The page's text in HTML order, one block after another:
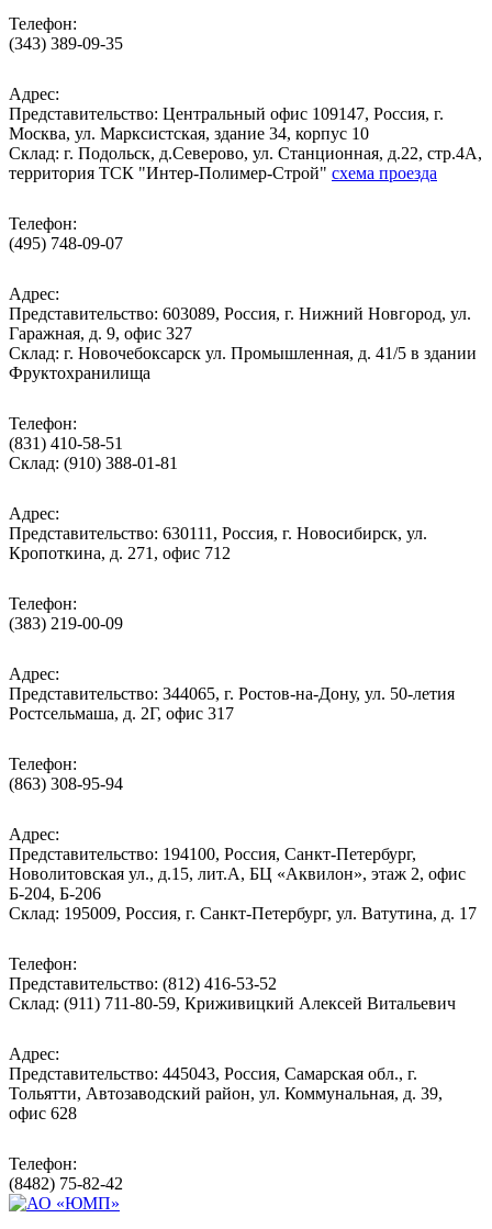
Телефон:
(343) 389-09-35
Адрес:
Представительство: Центральный офис 109147, Россия, г.
Москва, ул. Марксистская, здание 34, корпус 10
Cклад: г. Подольск, д.Северово, ул. Станционная, д.22, стр.4А,
территория ТСК "Интер-Полимер-Строй" схема проезда
Телефон:
(495) 748-09-07
Адрес:
Представительство: 603089, Россия, г. Нижний Новгород, ул.
Гаражная, д. 9, офис 327
Склад: г. Новочебоксарск ул. Промышленная, д. 41/5 в здании
Фруктохранилища
Телефон:
(831) 410-58-51
Склад: (910) 388-01-81
Адрес:
Представительство: 630111, Россия, г. Новосибирск, ул.
Кропоткина, д. 271, офис 712
Телефон:
(383) 219-00-09
Адрес:
Представительство: 344065, г. Ростов-на-Дону, ул. 50-летия
Ростсельмаша, д. 2Г, офис 317
Телефон:
(863) 308-95-94
Адрес:
Представительство: 194100, Россия, Санкт-Петербург,
Новолитовская ул., д.15, лит.А, БЦ «Аквилон», этаж 2, офис
Б-204, Б-206
Склад: 195009, Россия, г. Санкт-Петербург, ул. Ватутина, д. 17
Телефон:
Представительство: (812) 416-53-52
Склад: (911) 711-80-59, Криживицкий Алексей Витальевич
Адрес:
Представительство: 445043, Россия, Самарская обл., г.
Тольятти, Автозаводский район, ул. Коммунальная, д. 39,
офис 628
Телефон:
(8482) 75-82-42